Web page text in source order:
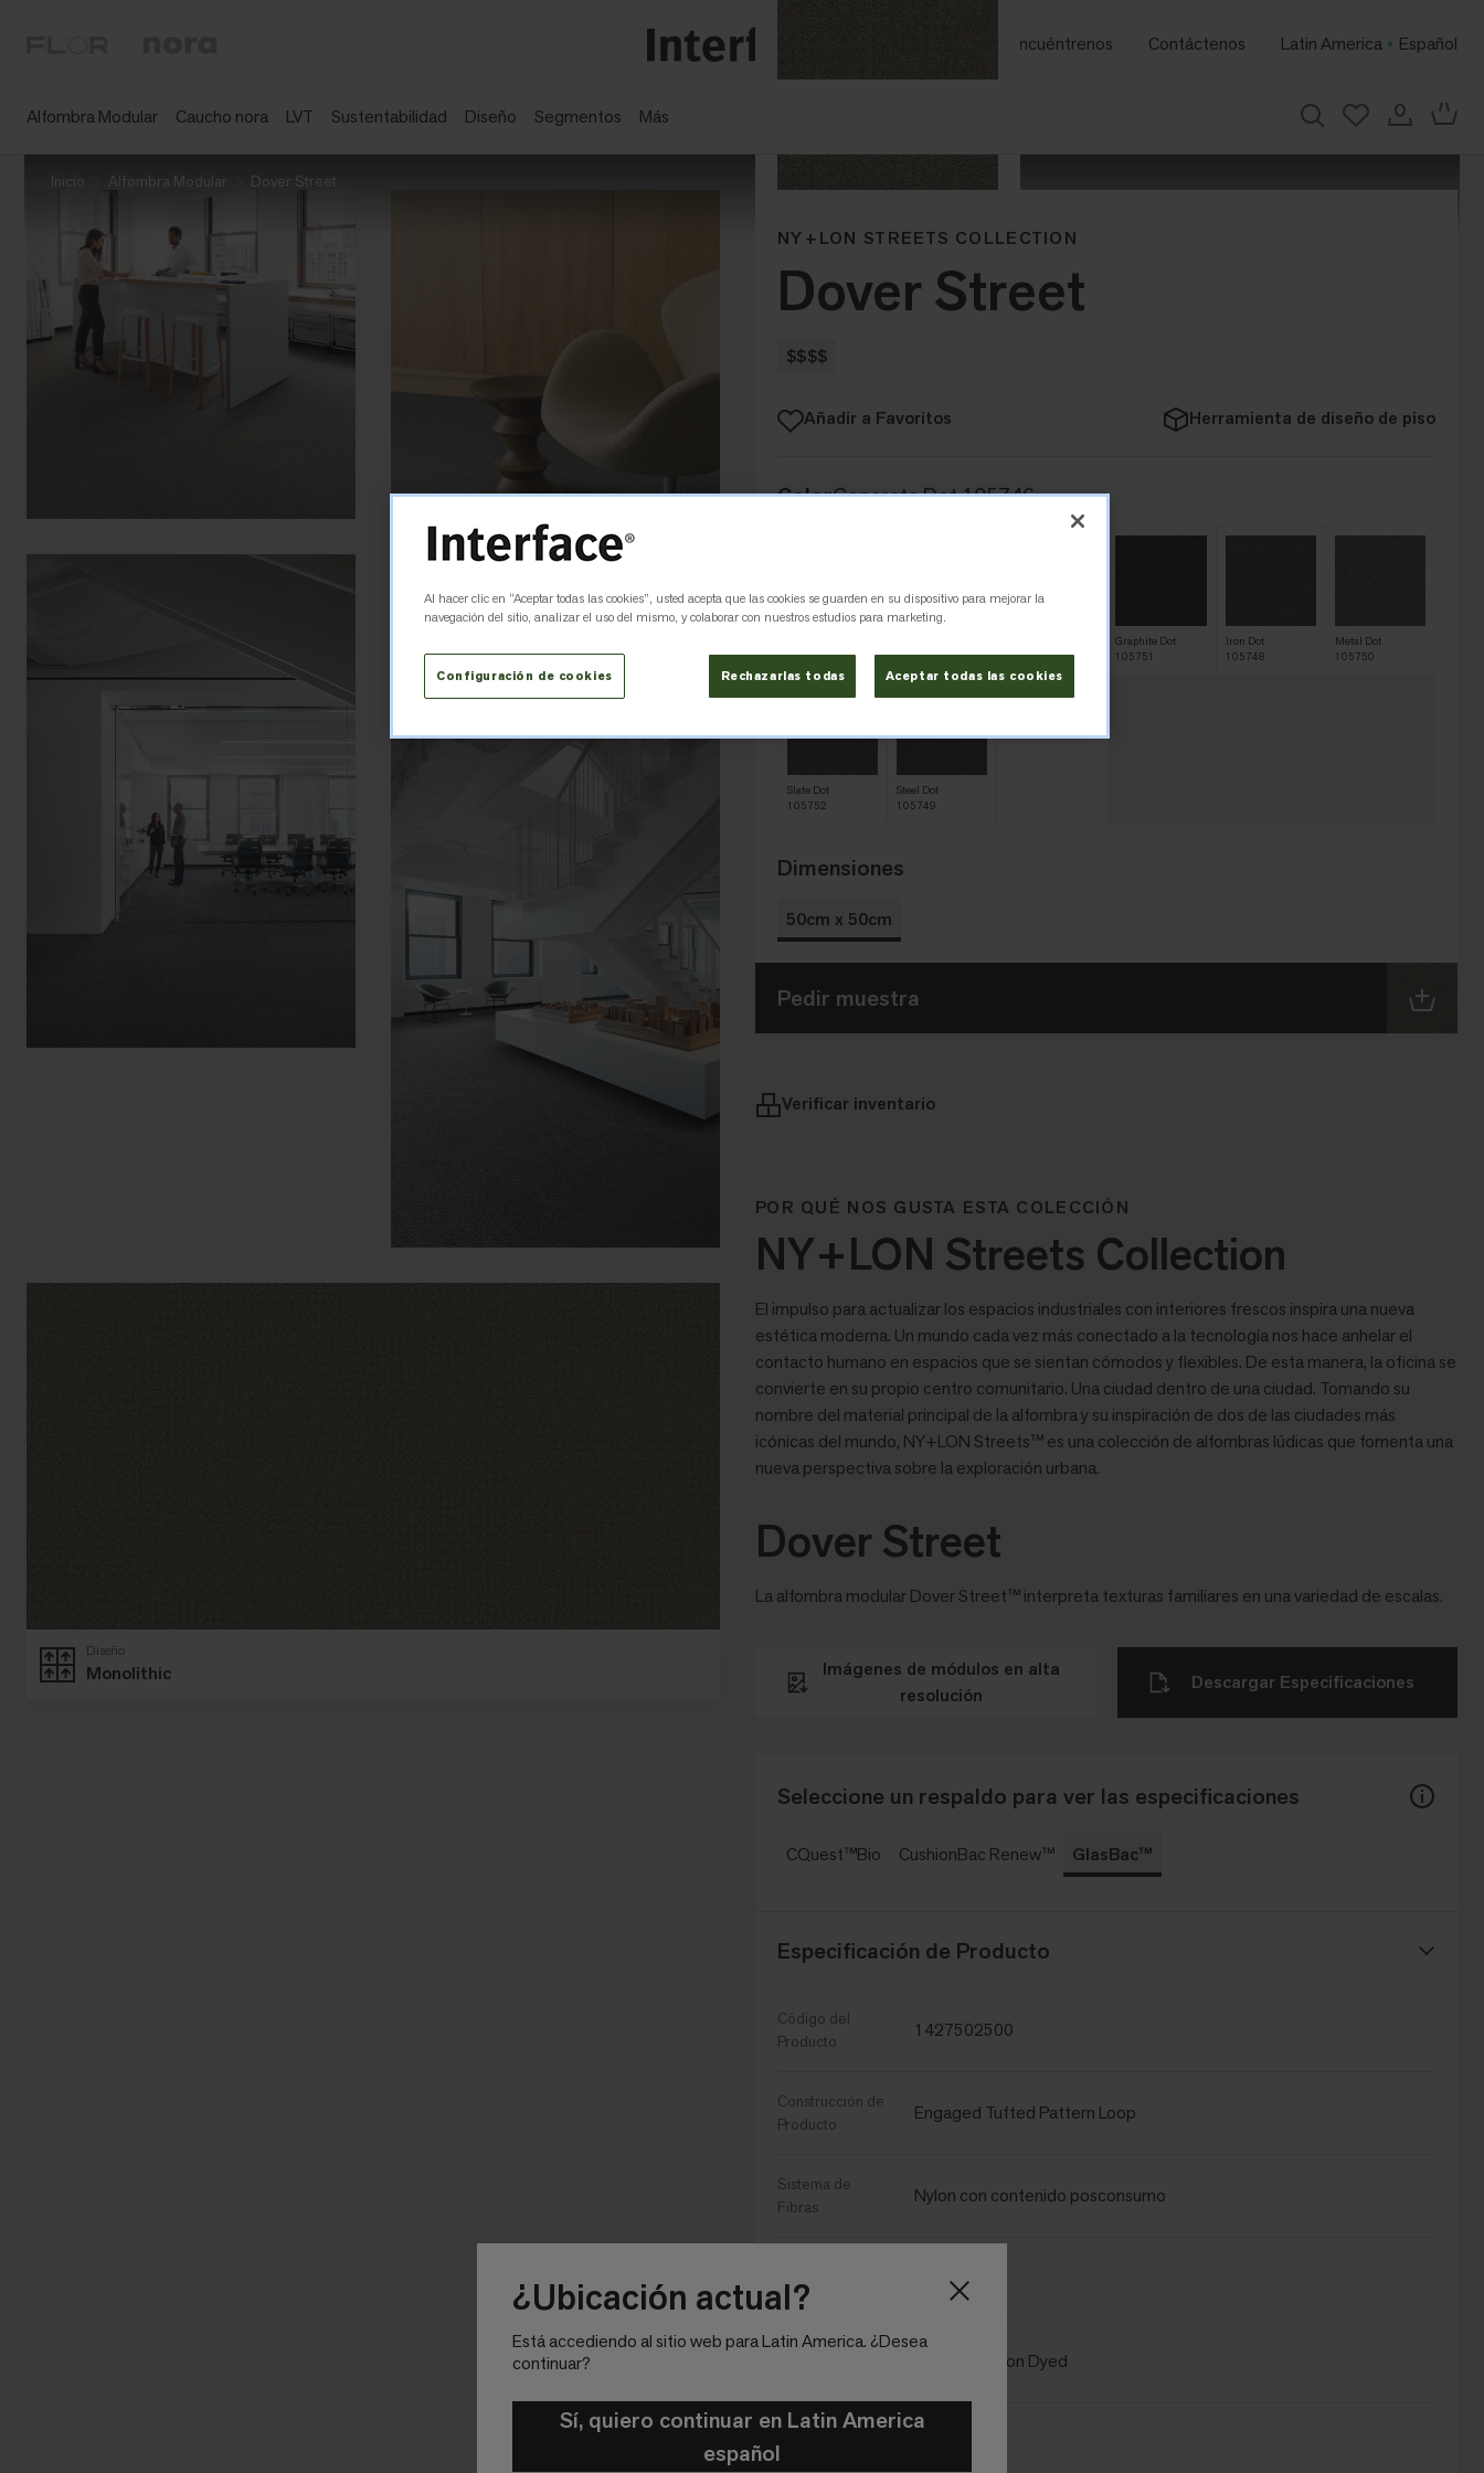
¿Ubicación actual?
Está accediendo al sitio web para Latin America. ¿Desea
continuar?
Sí, quiero continuar en Latin America
español
Encuéntrenos Contáctenos Latin America Español
Alfombra Modular Caucho nora LVT Sustentabilidad Diseño Segmentos Más
Inicio Alfombra Modular Dover Street
Monolithic
Diseño
NY+LON STREETS COLLECTION
Dover Street
$$$$
Añadir a Favoritos Herramienta de diseño de piso
ColorConcrete Dot 105746
105753
105747
105746
Graphite Dot
105751
Iron Dot
105748
Metal Dot
105750
Slate Dot
105752
Steel Dot
105749
Dimensiones
50cm x 50cm
Pedir muestra
Verificar inventario
POR QUÉ NOS GUSTA ESTA COLECCIÓN
NY+LON Streets Collection
El impulso para actualizar los espacios industriales con interiores frescos inspira una nueva
estética moderna. Un mundo cada vez más conectado a la tecnología nos hace anhelar el
contacto humano en espacios que se sientan cómodos y flexibles. De esta manera, la oficina se
convierte en su propio centro comunitario. Una ciudad dentro de una ciudad. Tomando su
nombre del material principal de la alfombra y su inspiración de dos de las ciudades más
icónicas del mundo, NY+LON Streets™ es una colección de alfombras lúdicas que fomenta una
nueva perspectiva sobre la exploración urbana.
Dover Street
La alfombra modular Dover Street™ interpreta texturas familiares en una variedad de escalas.
Seleccione un respaldo para ver las especificaciones
CQuest™Bio CushionBac Renew™ GlasBac™
Especificación de Producto
Código del
Producto
1427502500
Construcción de
Producto
Engaged Tufted Pattern Loop
Sistema de
Fibras
Nylon con contenido posconsumo
Fibra
Universal
Método de
100% Solution Dyed
Protección
Imágenes de módulos en alta
resolución
Descargar Especificaciones
Al hacer clic en “Aceptar todas las cookies”, usted acepta que las cookies se guarden en su dispositivo para mejorar la
navegación del sitio, analizar el uso del mismo, y colaborar con nuestros estudios para marketing.
Configuración de cookies Rechazarlas todas Aceptar todas las cookies